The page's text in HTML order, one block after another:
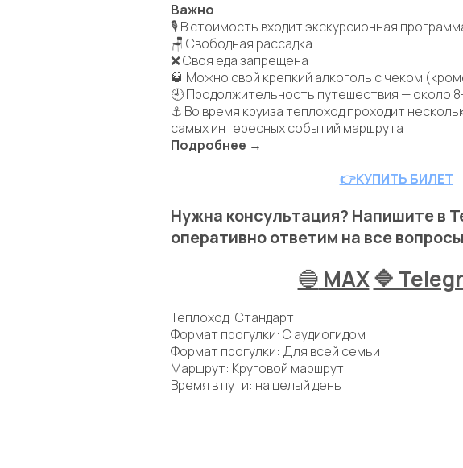
Важно
🎙 В стоимость входит экскурсионная
🪑 Свободная рассадка
❌ Своя еда запрещена
🥃 Можно свой крепкий алкоголь с чеком
🕘 Продолжительность путешествия — около
⚓ Во время круиза теплоход проходит
самых интересных событий маршрута
Подробнее →
👉КУПИТЬ БИЛЕТ
Нужна консультация? Напишите в
оперативно ответим на все вопросы
🔵 MAX🔷
Теплоход: Стандарт
Формат прогулки: С аудиогидом
Формат прогулки: Для всей семьи
Маршрут: Круговой маршрут
Время в пути: на целый день